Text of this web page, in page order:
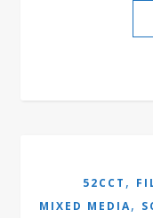
52CCT ,
MIXED MEDIA,